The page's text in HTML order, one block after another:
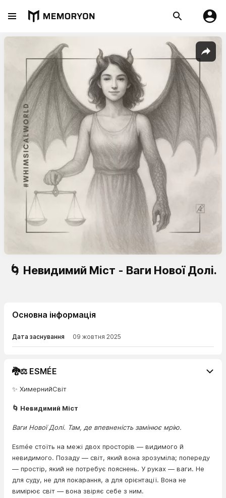
🌀 Невидимий Міст - Ваги Нової Долі.
Основна інформація
Дата заснування 09 жовтня 2025
🐉⚖️ ESMÉE
✨ ХимернийСвіт
🌀 Невидимий Міст
Ваги Нової Долі. Там, де впевненість замінює мрію.
Esmée стоїть на межі двох просторів — видимого й
невидимого. Позаду — світ, який вона зрозуміла; попереду
— простір, який не потребує пояснень. У руках — ваги. Не
для суду, не для покарання, а для орієнтації. Вона не
вимірює світ — вона звіряє себе з ним.